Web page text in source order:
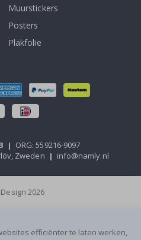
Muurstickers
Posters
Plakfolie
| ORG: 559216-9097
Zweden | info@namly.nl
2026
efficiënter te laten werken,